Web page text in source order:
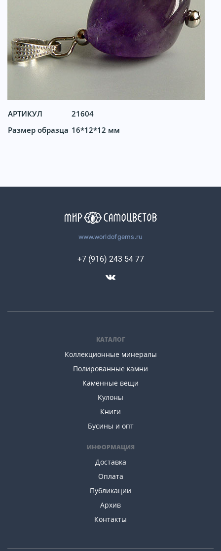
АРТИКУЛ
21604
Размер образца 16*12*12 мм
www.worldofgems.ru
КАТАЛОГ
Коллекционные минералы
Полированные камни
Каменные вещи
Кулоны
Книги
Бусины и опт
ИНФОРМАЦИЯ
Доставка
Оплата
Публикации
Архив
Контакты
+7 (916) 243 54 77